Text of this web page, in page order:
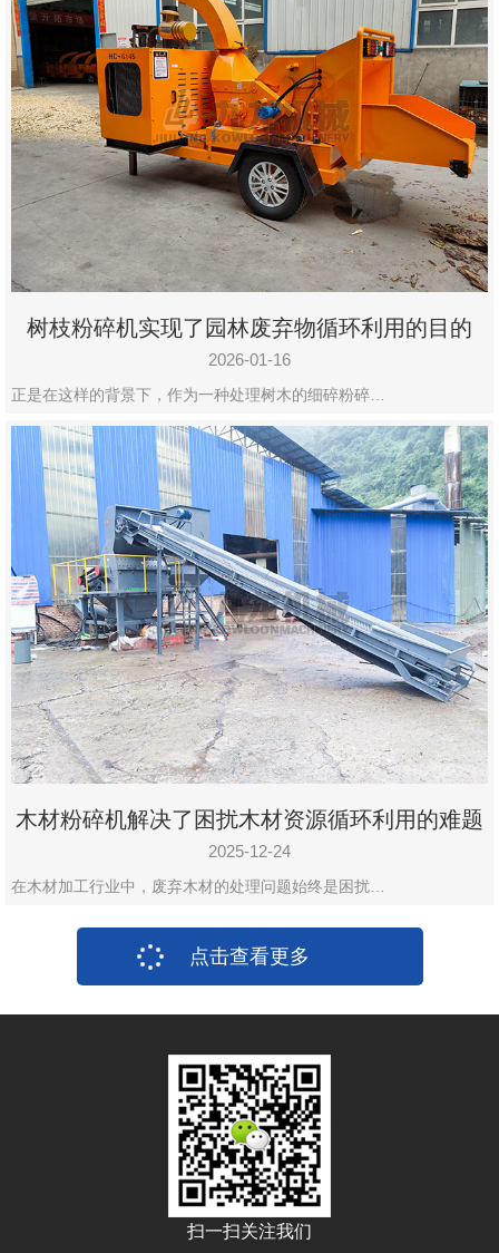
树枝粉碎机实现了园林废弃物循环利用的目的
2026-01-16
正是在这样的背景下，作为一种处理树木的细碎粉碎…
木材粉碎机解决了困扰木材资源循环利用的难题
2025-12-24
在木材加工行业中，废弃木材的处理问题始终是困扰…
点击查看更多
扫一扫关注我们